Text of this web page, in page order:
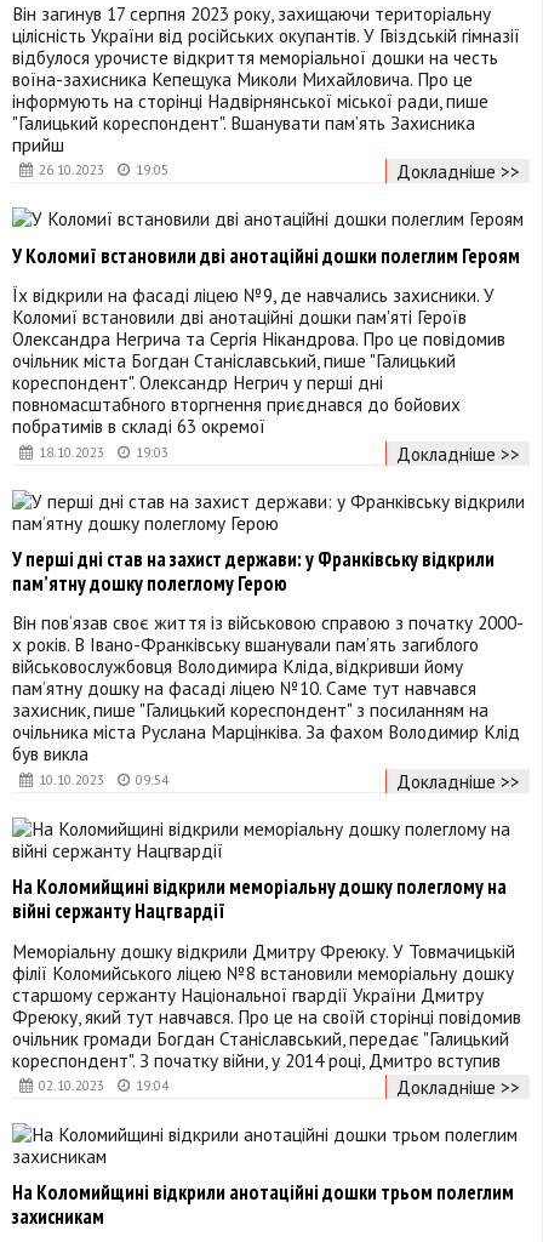
26.10.2023 19:05
Він загинув 17 серпня 2023 року, захищаючи територіальну
цілісність України від російських окупантів. У Гвіздській гімназії
відбулося урочисте відкриття меморіальної дошки на честь
воїна-захисника Кепещука Миколи Михайловича. Про це
інформують на сторінці Надвірнянської міської ради, пише
"Галицький кореспондент". Вшанувати пам’ять Захисника
прийш
Докладніше >>
18.10.2023 19:03
У Коломиї встановили дві анотаційні дошки полеглим Героям
Їх відкрили на фасаді ліцею №9, де навчались захисники. У
Коломиї встановили дві анотаційні дошки пам'яті Героїв
Олександра Негрича та Сергія Нікандрова. Про це повідомив
очільник міста Богдан Станіславський, пише "Галицький
кореспондент". Олександр Негрич у перші дні
повномасштабного вторгнення приєднався до бойових
побратимів в складі 63 окремої
Докладніше >>
10.10.2023 09:54
У перші дні став на захист держави: у Франківську відкрили
пам’ятну дошку полеглому Герою
Він пов’язав своє життя із військовою справою з початку 2000-
х років. В Івано-Франківську вшанували пам’ять загиблого
військовослужбовця Володимира Кліда, відкривши йому
пам’ятну дошку на фасаді ліцею №10. Саме тут навчався
захисник, пише "Галицький кореспондент" з посиланням на
очільника міста Руслана Марцінківа. За фахом Володимир Клід
був викла
Докладніше >>
02.10.2023 19:04
На Коломийщині відкрили меморіальну дошку полеглому на
війні сержанту Нацгвардії
Меморіальну дошку відкрили Дмитру Фреюку. У Товмачицькій
філії Коломийського ліцею №8 встановили меморіальну дошку
старшому сержанту Національної гвардії України Дмитру
Фреюку, який тут навчався. Про це на своїй сторінці повідомив
очільник громади Богдан Станіславський, передає "Галицький
кореспондент". З початку війни, у 2014 році, Дмитро вступив
Докладніше >>
На Коломийщині відкрили анотаційні дошки трьом полеглим
захисникам